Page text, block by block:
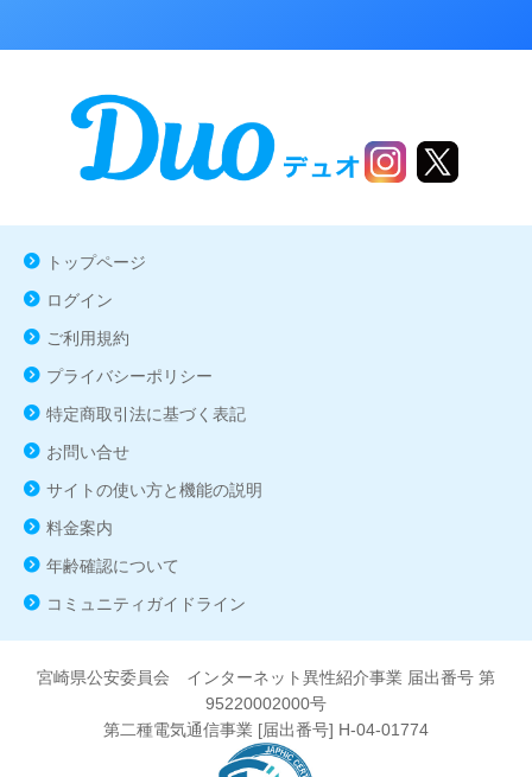
トップページ
ログイン
ご利用規約
プライバシーポリシー
特定商取引法に基づく表記
お問い合せ
サイトの使い方と機能の説明
料金案内
年齢確認について
コミュニティガイドライン
宮崎県公安委員会 インターネット異性紹介事業 届出番号 第
95220002000号
第二種電気通信事業 [届出番号] H-04-01774